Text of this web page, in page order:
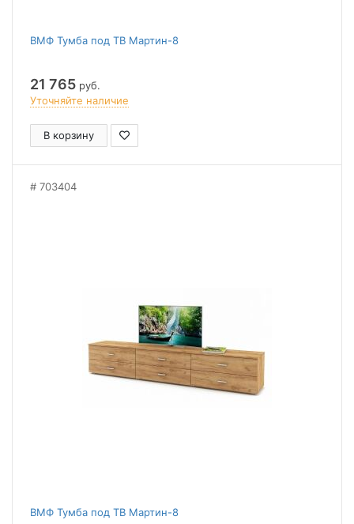
ВМФ Тумба под ТВ Мартин-8
21 765 руб.
Уточняйте наличие
В корзину
703404
ВМФ Тумба под ТВ Мартин-8